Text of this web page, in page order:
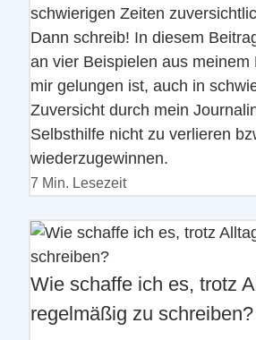
schwierigen Zeiten
Dann schreib! In diesem
an vier Beispielen aus meinem
mir gelungen ist, auch in
Zuversicht durch mein
Selbsthilfe nicht zu verlieren
wiederzugewinnen.
7 Min. Lesezeit
Wie schaffe ich es, trotz
regelmäßig zu schreiben?